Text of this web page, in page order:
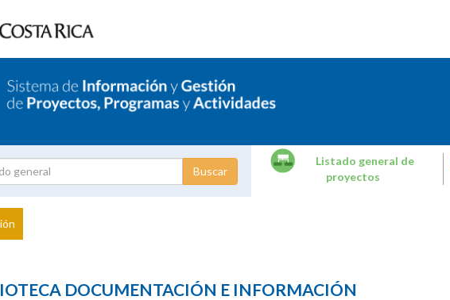
Investigador
Listado general de
proyectos
DOCUMENTACIÓN E INFORMACIÓN